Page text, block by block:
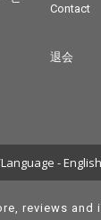
Contact
退会
- English
reviews and